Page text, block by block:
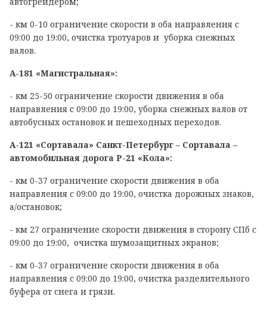
- км 0-10 ограничение скорости в оба направления с
09:00 до 19:00, очистка тротуаров и уборка снежных
валов.
А-181 «Магистральная»:
- км 25-50 ограничение скорости движения в оба
направления с 09:00 до 19:00, уборка снежных валов от
автобусных остановок и пешеходных переходов.
А-121 «Сортавала» Санкт-Петербург – Сортавала –
автомобильная дорога Р-21 «Кола»:
- км 0-37 ограничение скорости движения в оба
направления с 09:00 до 19:00, очистка дорожных знаков,
а/остановок;
- км 27 ограничение скорости движения в сторону СПб с
09:00 до 19:00, очистка шумозащитных экранов;
- км 0-37 ограничение скорости движения в оба
направления с 09:00 до 19:00, очистка разделительного
буфера от снега и грязи.